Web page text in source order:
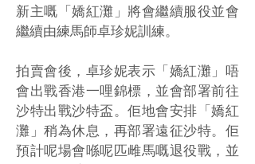
新主嘅「嬌紅灘」將會繼續服役並會
繼續由練馬師卓珍妮訓練。
拍賣會後，卓珍妮表示「嬌紅灘」唔
會出戰香港一哩錦標，並會部署前往
沙特出戰沙特盃。佢地會安排「嬌紅
灘」稍為休息，再部署遠征沙特。佢
預計呢場會喺呢匹雌馬嘅退役戰，並